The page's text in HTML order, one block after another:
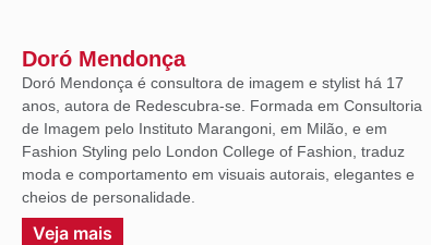
Doró Mendonça
Doró Mendonça é consultora de imagem e stylist há 17
anos, autora de Redescubra-se. Formada em Consultoria
de Imagem pelo Instituto Marangoni, em Milão, e em
Fashion Styling pelo London College of Fashion, traduz
moda e comportamento em visuais autorais, elegantes e
cheios de personalidade.
Veja mais